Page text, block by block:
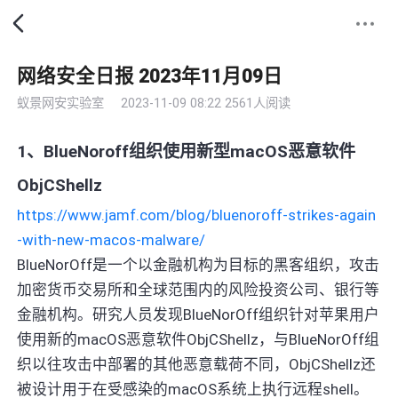
网络安全日报 2023年11月09日
蚁景网安实验室 2023-11-09 08:22 2561人阅读
1、BlueNoroff组织使用新型macOS恶意软件
ObjCShellz
https://www.jamf.com/blog/bluenoroff-strikes-again
-with-new-macos-malware/
BlueNorOff是一个以金融机构为目标的黑客组织，攻击
加密货币交易所和全球范围内的风险投资公司、银行等
金融机构。研究人员发现BlueNorOff组织针对苹果用户
使用新的macOS恶意软件ObjCShellz，与BlueNorOff组
织以往攻击中部署的其他恶意载荷不同，ObjCShellz还
被设计用于在受感染的macOS系统上执行远程shell。